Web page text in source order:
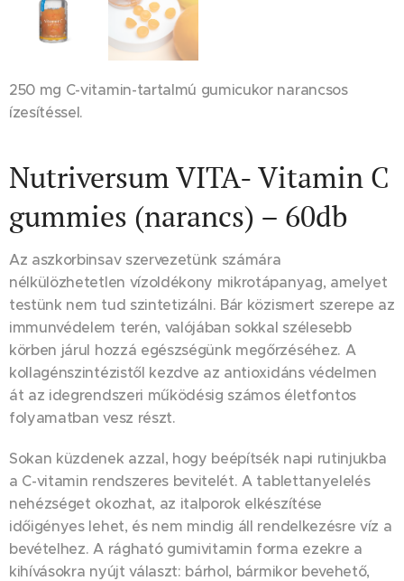
250 mg C-vitamin-tartalmú gumicukor narancsos
ízesítéssel.
Nutriversum VITA- Vitamin C
gummies (narancs) – 60db
Az aszkorbinsav szervezetünk számára
nélkülözhetetlen vízoldékony mikrotápanyag, amelyet
testünk nem tud szintetizálni. Bár közismert szerepe az
immunvédelem terén, valójában sokkal szélesebb
körben járul hozzá egészségünk megőrzéséhez. A
kollagénszintézistől kezdve az antioxidáns védelmen
át az idegrendszeri működésig számos életfontos
folyamatban vesz részt.
Sokan küzdenek azzal, hogy beépítsék napi rutinjukba
a C-vitamin rendszeres bevitelét. A tablettanyelelés
nehézséget okozhat, az italporok elkészítése
időigényes lehet, és nem mindig áll rendelkezésre víz a
bevételhez. A rágható gumivitamin forma ezekre a
kihívásokra nyújt választ: bárhol, bármikor bevehető,